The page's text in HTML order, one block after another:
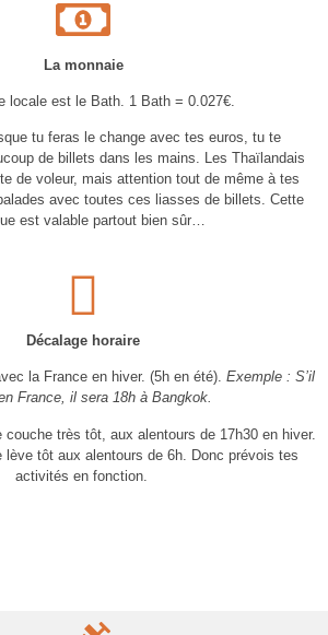
La monnaie
locale est le Bath. 1 Bath = 0.027€.
tu feras le change avec tes euros, tu te
de billets dans les mains. Les Thaïlandais
de voleur, mais attention tout de même à tes
avec toutes ces liasses de billets. Cette
est valable partout bien sûr…
Décalage horaire
la France en hiver. (5h en été). Exemple : S’il
France, il sera 18h à Bangkok.
très tôt, aux alentours de 17h30 en hiver.
lève tôt aux alentours de 6h. Donc prévois tes
activités en fonction.